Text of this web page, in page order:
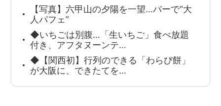
【写真】六甲山の夕陽を一望…バーで“大
人パフェ”
◆いちごは別腹…「生いちご」食べ放題
付き、アフタヌーンテ…
◆【関西初】行列のできる「わらび餅」
が大阪に、できたてを…